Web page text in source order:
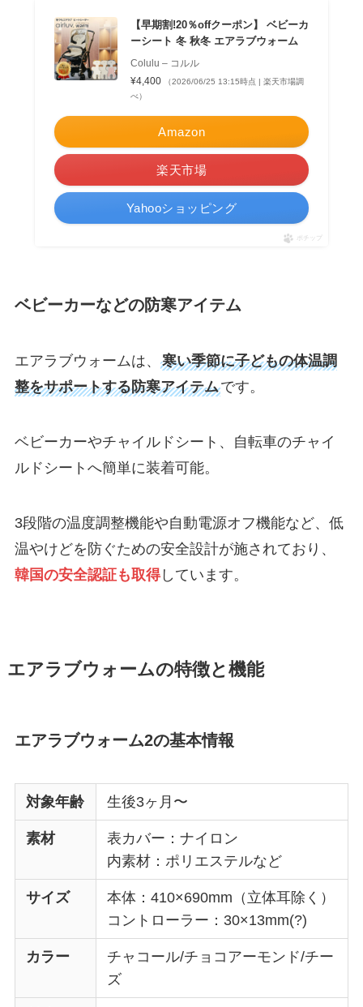
【早期割!20％offクーポン】 ベビーカ
ーシート 冬 秋冬 エアラブウォーム
Colulu – コルル
¥4,400
（2026/06/25 13:15時点 | 楽天市場調
べ）
Amazon
楽天市場
Yahooショッピング
ポチップ
ベビーカーなどの防寒アイテム
エアラブウォームは、 寒い季節に子どもの体温調
整をサポートする防寒アイテムです。
ベビーカーやチャイルドシート、自転車のチャイ
ルドシートへ簡単に装着可能。
3段階の温度調整機能や自動電源オフ機能など、低
温やけどを防ぐための安全設計が施されており、
韓国の安全認証も取得しています。
エアラブウォームの特徴と機能
エアラブウォーム2の基本情報
対象年齢 生後3ヶ月〜
素材
表カバー：ナイロン
内素材：ポリエステルなど
サイズ
本体：410×690mm（立体耳除く）
コントローラー：30×13mm(?)
カラー
チャコール/チョコアーモンド/チー
ズ